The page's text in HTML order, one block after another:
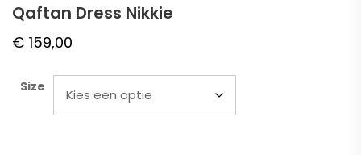
Qaftan Dress Nikkie
€ 159,00
Size